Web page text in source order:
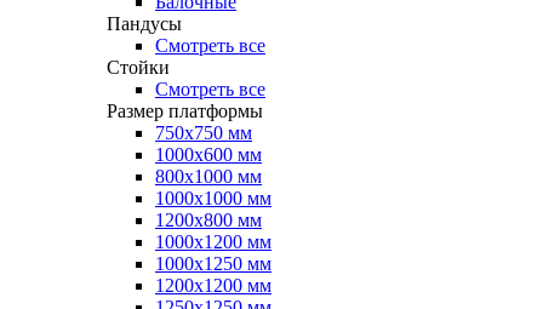
Пандусы
Смотреть все
Стойки
Смотреть все
Размер платформы
750х750 мм
1000х600 мм
800х1000 мм
1000х1000 мм
1200х800 мм
1000х1200 мм
1000х1250 мм
1200х1200 мм